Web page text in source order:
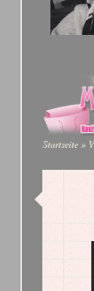
Startseite »